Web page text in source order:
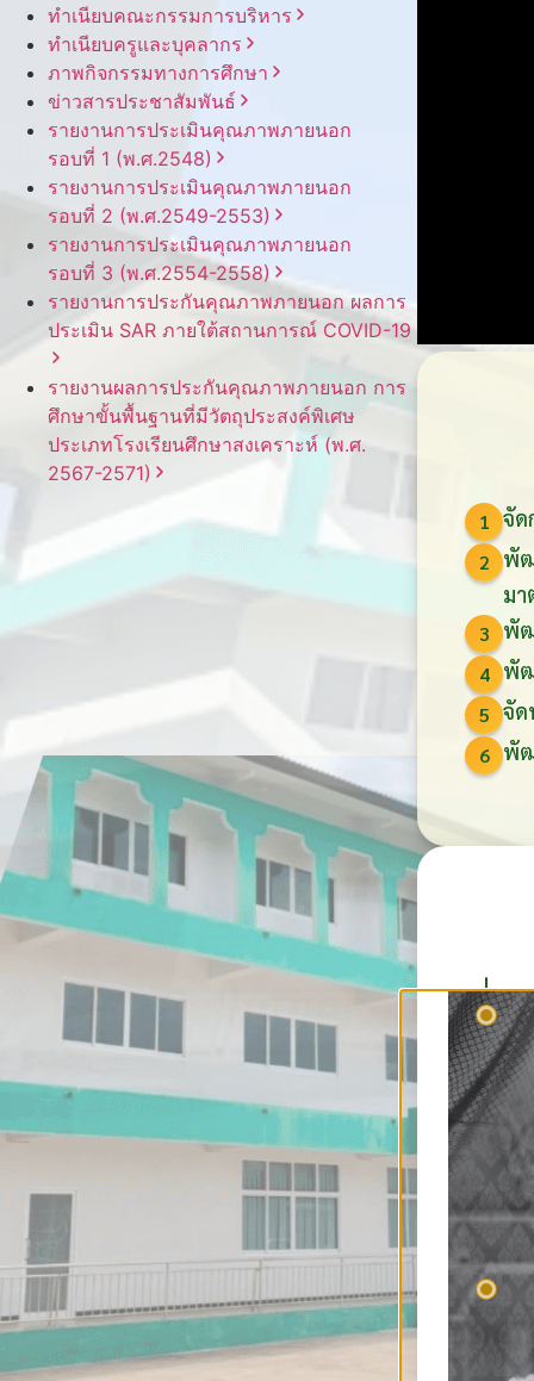
ทำเนียบคณะกรรมการบริหาร
ทำเนียบครูและบุคลากร
ภาพกิจกรรมทางการศึกษา
ข่าวสารประชาสัมพันธ์
รายงานการประเมินคุณภาพภายนอก
รอบ⁠ที่ 1 (พ.ศ.2548)
รายงานการประเมินคุณภาพภายนอก
รอบ⁠ที่ 2 (พ.ศ.2549-2553)
รายงานการประเมินคุณภาพภายนอก
รอบ⁠ที่ 3 (พ.ศ.2554-2558)
รายงานการประกันคุณภาพภายนอกผลการ
ประเมิน SAR ภายใต้สถานการณ์ COVID-19
รายงานผลการประกันคุณภาพภายนอก การ
ศึกษาขั้นพื้นฐานที่มีวัตถุประสงค์พิเศษ
ประเภทโรงเรียนศึกษาสงเคราะห์ (พ.ศ.
2567-2571)
1 จัด
2
พัฒ
มา
3 พัฒ
4 พัฒ
5 จัด
6 พัฒ